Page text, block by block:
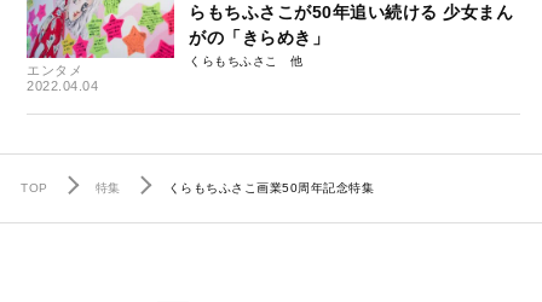
エンタメ
2022.04.04
らもちふさこが50年追い続ける 少女まん
がの「きらめき」
くらもちふさこ
TOP 特集 くらもちふさこ画業50周年記念特集